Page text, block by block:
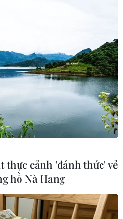
chẽ các
mại tại
chia thuế
địa phương
Việt Nam trở
thực cảnh 'đánh thức' vẻ
hồ Nà Hang